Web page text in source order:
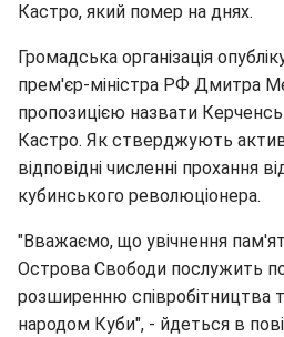
Кастро, який помер на днях.
Громадська організація
прем'єр-міністра РФ Дмитра
пропозицією назвати
Кастро. Як стверджують
відповідні численні прохання
кубинського революціонера.
"Вважаємо, що увічнення
Острова Свободи послужить
розширенню співробітництва
народом Куби", - йдеться в